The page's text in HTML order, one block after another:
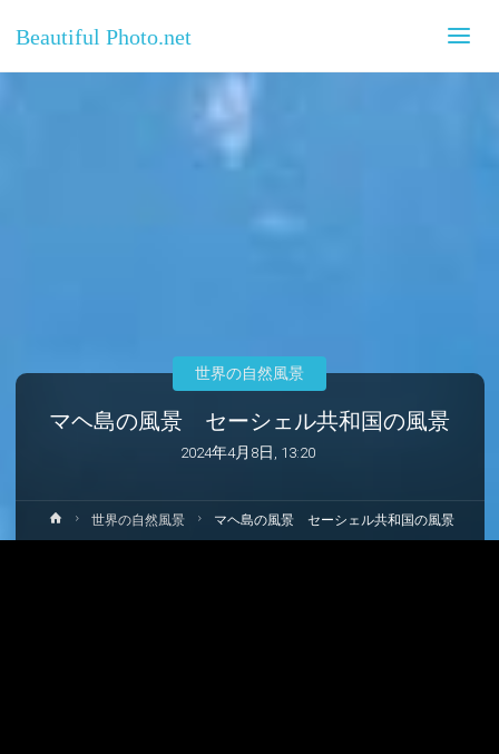
Beautiful Photo.net
マヘ島の風景 セーシェル共和国の風景
2024年4月8日, 13:20
世界の自然風景
ホ
ー
世界の自然風景 マヘ島の風景 セーシェル共和国の風景